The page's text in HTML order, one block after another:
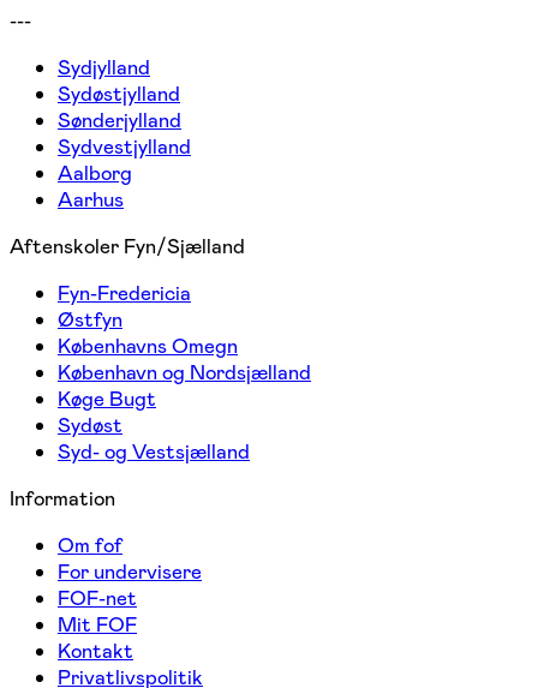
---
Sydjylland
Sydøstjylland
Sønderjylland
Sydvestjylland
Aalborg
Aarhus
Aftenskoler Fyn/Sjælland
Fyn-Fredericia
Østfyn
Københavns Omegn
København og Nordsjælland
Køge Bugt
Sydøst
Syd- og Vestsjælland
Information
Om fof
For undervisere
FOF-net
Mit FOF
Kontakt
Privatlivspolitik